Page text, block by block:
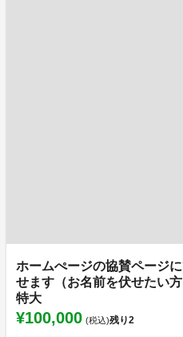
ホームぺージの協賛ページ
せます（お名前を伏せたい
特大
¥100,000 (税込)残り2